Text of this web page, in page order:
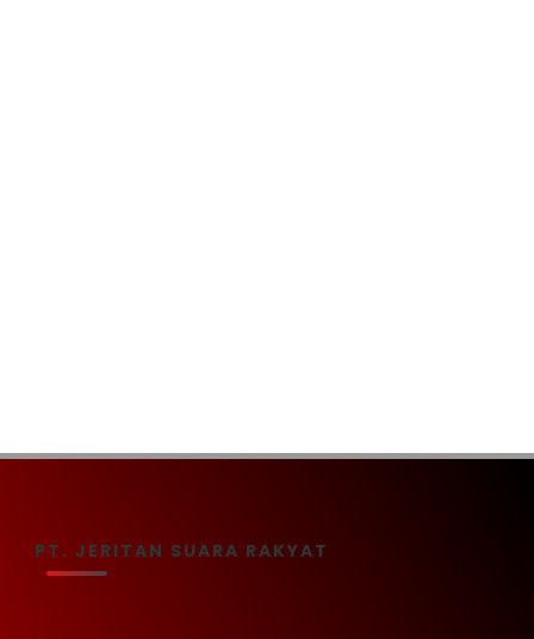
PT. JERITAN SUARA RAKYAT